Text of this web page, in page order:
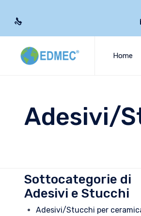
Home
Adesivi/
Sottocategorie di
Adesivi e Stucchi
Adesivi/Stucchi per